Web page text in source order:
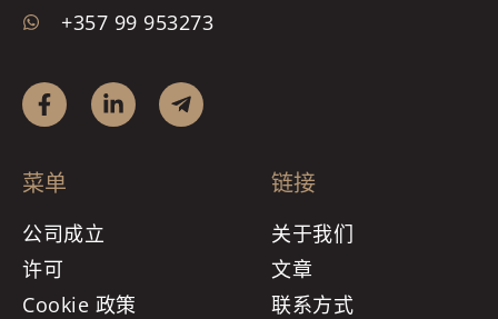
+357 99 953273
菜单
公司成立
许可
Cookie 政策
链接
关于我们
文章
联系方式